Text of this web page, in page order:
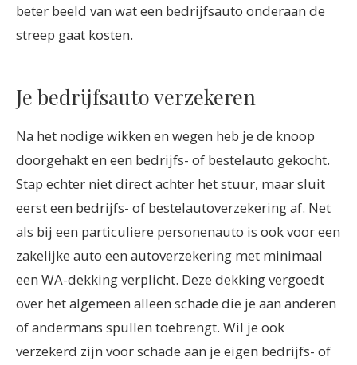
beter beeld van wat een bedrijfsauto onderaan de
streep gaat kosten.
Je bedrijfsauto verzekeren
Na het nodige wikken en wegen heb je de knoop
doorgehakt en een bedrijfs- of bestelauto gekocht.
Stap echter niet direct achter het stuur, maar sluit
eerst een bedrijfs- of bestelautoverzekeringaf. Net
als bij een particuliere personenauto is ook voor een
zakelijke auto een autoverzekering met minimaal
een WA-dekking verplicht. Deze dekking vergoedt
over het algemeen alleen schade die je aan anderen
of andermans spullen toebrengt. Wil je ook
verzekerd zijn voor schade aan je eigen bedrijfs- of